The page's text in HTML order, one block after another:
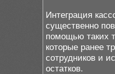
Интеграция
существенно
помощью таких
которые ранее
сотрудников и
остатков.